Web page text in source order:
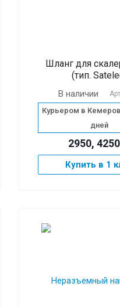
Шланг для
(тип.
В наличии
Курьером в
дней
2950,
Купить в 1